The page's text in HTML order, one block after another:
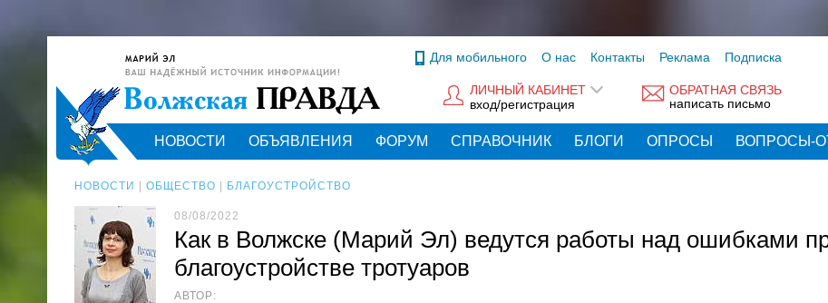
Для мобильного О нас Контакты Реклама Подписка
ОБРАТНАЯ СВЯЗЬ
написать письмо
ЛИЧНЫЙ КАБИНЕТ
вход/регистрация
НОВОСТИ ОБЪЯВЛЕНИЯ ФОРУМ СПРАВОЧНИК БЛОГИ ОПРОСЫ ВОПРОСЫ-
НОВОСТИ ОБЩЕСТВО БЛАГОУСТРОЙСТВО
08/08/2022
Как в Волжске (Марий Эл) ведутся работы над ошибками
благоустройстве тротуаров
АВТОР: